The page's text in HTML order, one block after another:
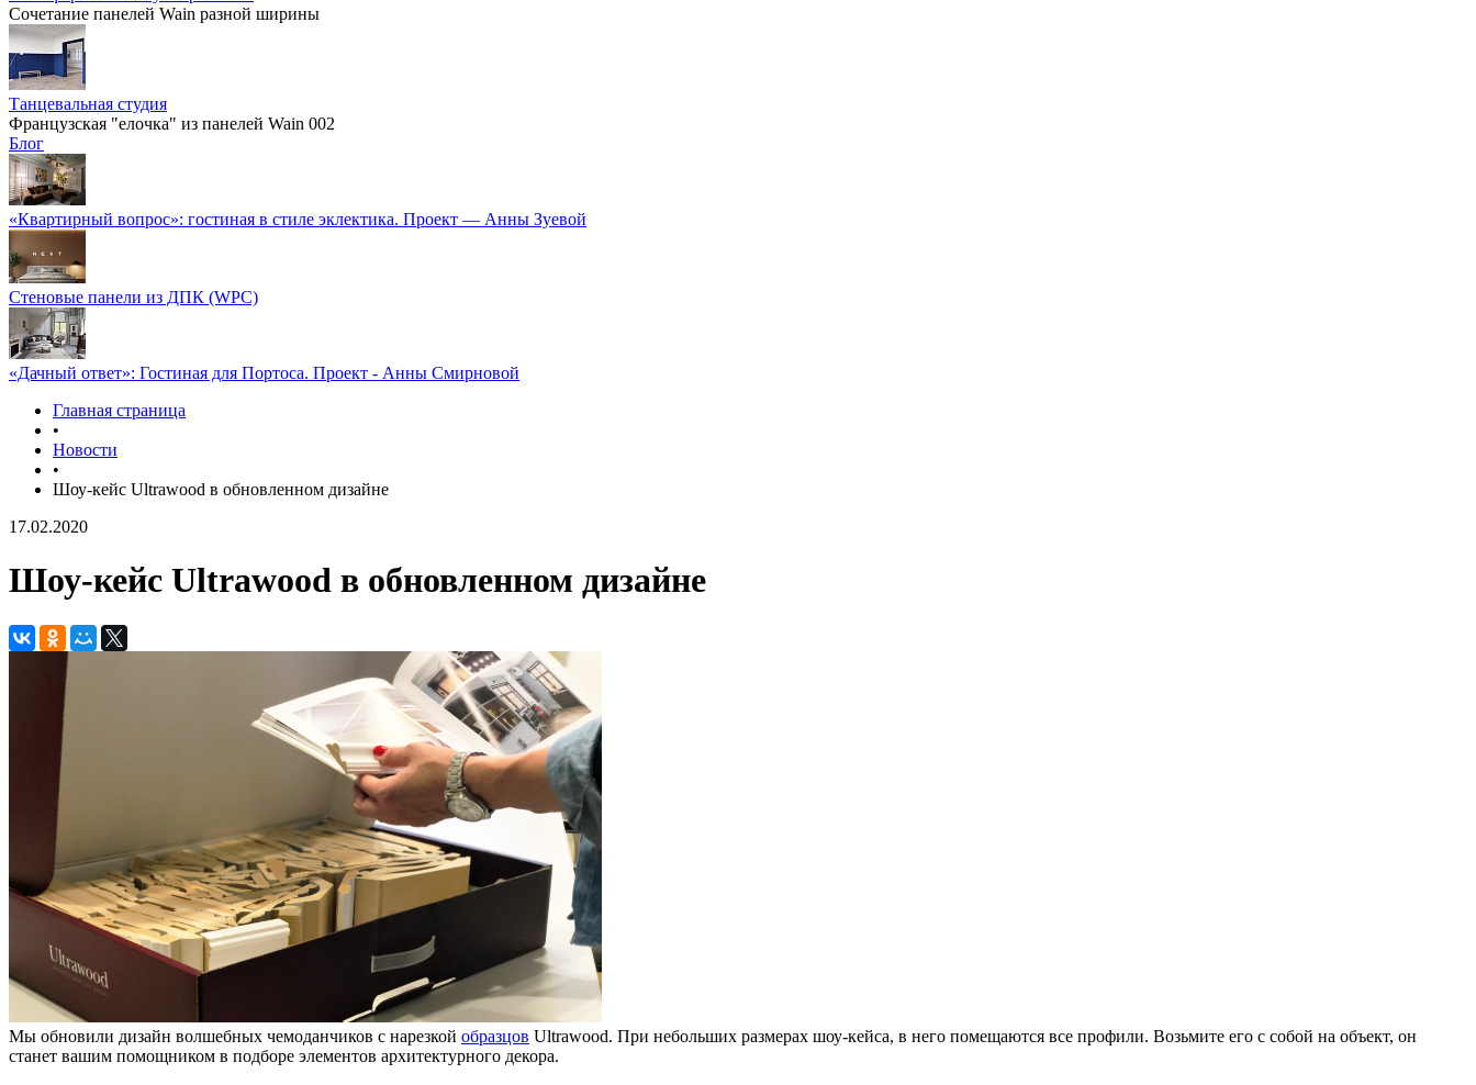
Сочетание панелей Wain разной ширины
Танцевальная студия
Французская "елочка" из панелей Wain 002
Блог
«Квартирный вопрос»: гостиная в стиле эклектика. Проект — Анны Зуевой
Стеновые панели из ДПК (WPC)
«Дачный ответ»: Гостиная для Портоса. Проект - Анны Смирновой
Главная страница
•
Новости
•
Шоу-кейс Ultrawood в обновленном дизайне
17.02.2020
Шоу-кейс Ultrawood в обновленном дизайне
Мы обновили дизайн волшебных чемоданчиков с нарезкой образцов Ultrawood. При небольших размерах шоу-кейса, в него помещаются все профили. Возьмите его с собой на объект, он
станет вашим помощником в подборе элементов архитектурного декора.